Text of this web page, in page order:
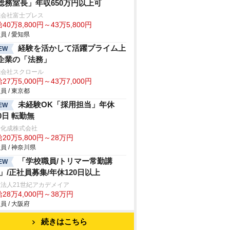
務室長」年収650万円以上可
社富士プレス
40万8,800円～43万5,800円
/ 愛知県
経験を活かして活躍プライム上
業の「法務」
社スクロール
27万5,000円～43万7,000円
/ 東京都
未経験OK「採用担当」年休
日 転勤無
成株式会社
20万5,800円～28万円
/ 神奈川県
「学校職員/トリマー常勤講
/正社員募集/年休120日以上
人21世紀アカデメイア
28万4,000円～38万円
/ 大阪府
続きはこちら